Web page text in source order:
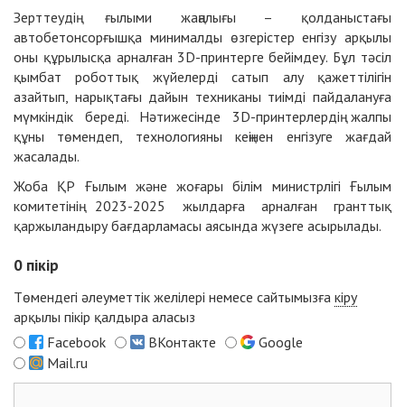
Зерттеудің ғылыми жаңалығы – қолданыстағы
автобетонсорғышқа минималды өзгерістер енгізу арқылы
оны құрылысқа арналған 3D-принтерге бейімдеу. Бұл тәсіл
қымбат роботтық жүйелерді сатып алу қажеттілігін
азайтып, нарықтағы дайын техниканы тиімді пайдалануға
мүмкіндік береді. Нәтижесінде 3D-принтерлердің жалпы
құны төмендеп, технологияны кеңінен енгізуге жағдай
жасалады.
Жоба ҚР Ғылым және жоғары білім министрлігі Ғылым
комитетінің 2023-2025 жылдарға арналған гранттық
қаржыландыру бағдарламасы аясында жүзеге асырылады.
0 пікір
Төмендегі әлеуметтік желілері немесе сайтымызға кіру
арқылы пікір қалдыра аласыз
Facebook
ВКонтакте
Google
Mail.ru